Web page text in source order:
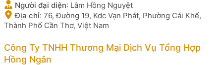
Người đại diện: Lâm Hồng Nguyệt
Địa chỉ: 76, Đường 19, Kdc Vạn Phát, Phường Cái Khế,
Thành Phố Cần Thơ, Việt Nam
Công Ty TNHH Thương Mại Dịch Vụ Tổng Hợp
Hồng Ngân